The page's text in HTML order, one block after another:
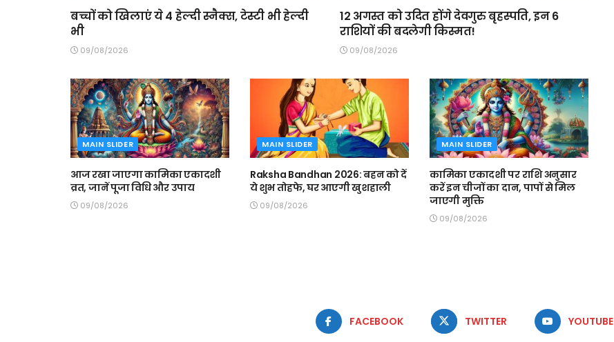
बच्चों को खिलाएं ये 4 हेल्दी स्नैक्स, टेस्टी भी हेल्दी
भी
09/08/2026
12 अगस्त को उदित होंगे देवगुरु बृहस्पति, इन 6
राशियों की बदलेगी किस्मत!
09/08/2026
MAIN SLIDER
आज रखा जाएगा कामिका एकादशी
व्रत, जानें पूजा विधि और उपाय
09/08/2026
MAIN SLIDER
Raksha Bandhan 2026: बहन को दें
ये शुभ तोहफे, घर आएगी खुशहाली
09/08/2026
MAIN SLIDER
कामिका एकादशी पर राशि अनुसार
करें इन चीजों का दान, पापों से मिल
जाएगी मुक्ति
09/08/2026
FACEBOOK TWITTER YOUTUBE